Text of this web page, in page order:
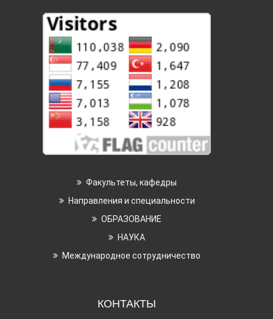
Факультеты, кафедры
Направления и специальности
ОБРАЗОВАНИЕ
НАУКА
Международное сотрудничество
КОНТАКТЫ